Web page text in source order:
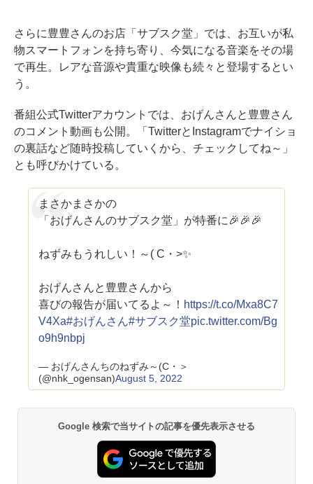
さらに豊豊さんのお店「サブスク堂」では、お互いが私
物スマートフォンを持ち寄り、今気になる音楽をその場
で再生。レアな音源や貴重な映像も続々と登場するとい
う。
番組公式Twitterアカウントでは、おげんさんと豊豊さん
のコメント動画も公開。「TwitterとInstagramでナイショ
の裏話など随時投稿していくから、チェックしてね～」
とも呼びかけている。
まさかまさかの
「おげんさんのサブスク堂」が特番に🎉🎉🎉
ねずみもうれしい！～( C・>✨
おげんさんと豊豊さんから
喜びの報告が届いてるよ～！ https://t.co/Mxa8C7
V4Xa#おげんさん#サブスク堂pic.twitter.com/Bg
o9h9nbpj
— おげんさんちのねずみ～(C・＞
(@nhk_ogensan)August 5, 2022
Google 検索で当サイトの記事を優先表示させる